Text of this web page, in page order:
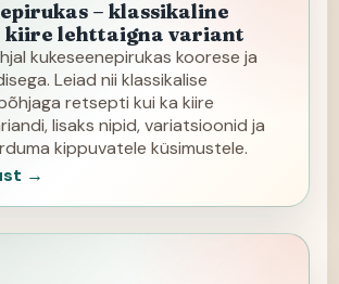
– klassikaline
kiire lehttaigna variant
kukeseenepirukas koorese ja
Leiad nii klassikalise
retsepti kui ka kiire
lisaks nipid, variatsioonid ja
kippuvatele küsimustele.
→